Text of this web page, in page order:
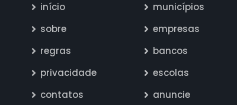
início
sobre
regras
privacidade
contatos
municípios
empresas
bancos
escolas
anuncie